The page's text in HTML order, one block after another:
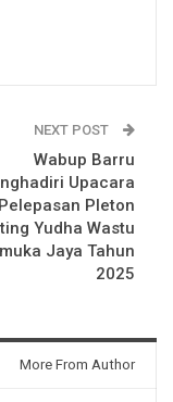
NEXT POST
Wabup Barru
Upacara
Pelepasan Pleton
Yudha Wastu
Jaya Tahun
2025
More From Author